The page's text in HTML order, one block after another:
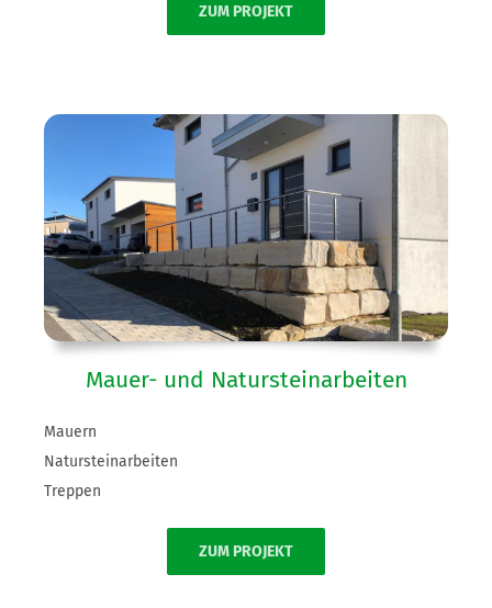
ZUM PROJEKT
Mauer- und Natursteinarbeiten
Mauern
Natursteinarbeiten
Treppen
ZUM PROJEKT